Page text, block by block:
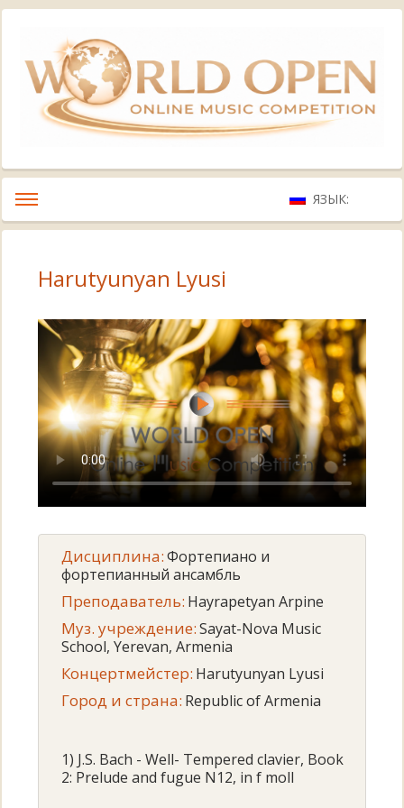
ЯЗЫК:
Harutyunyan Lyusi
Дисциплина:Фортепиано и
фортепианный ансамбль
Преподаватель: Hayrapetyan Arpine
Муз. учреждение:Sayat-Nova Music
School, Yerevan, Armenia
Концертмейстер: Harutyunyan Lyusi
Город и страна: Republic of Armenia
1) J.S. Bach - Well- Tempered clavier, Book
2: Prelude and fugue N12, in f moll